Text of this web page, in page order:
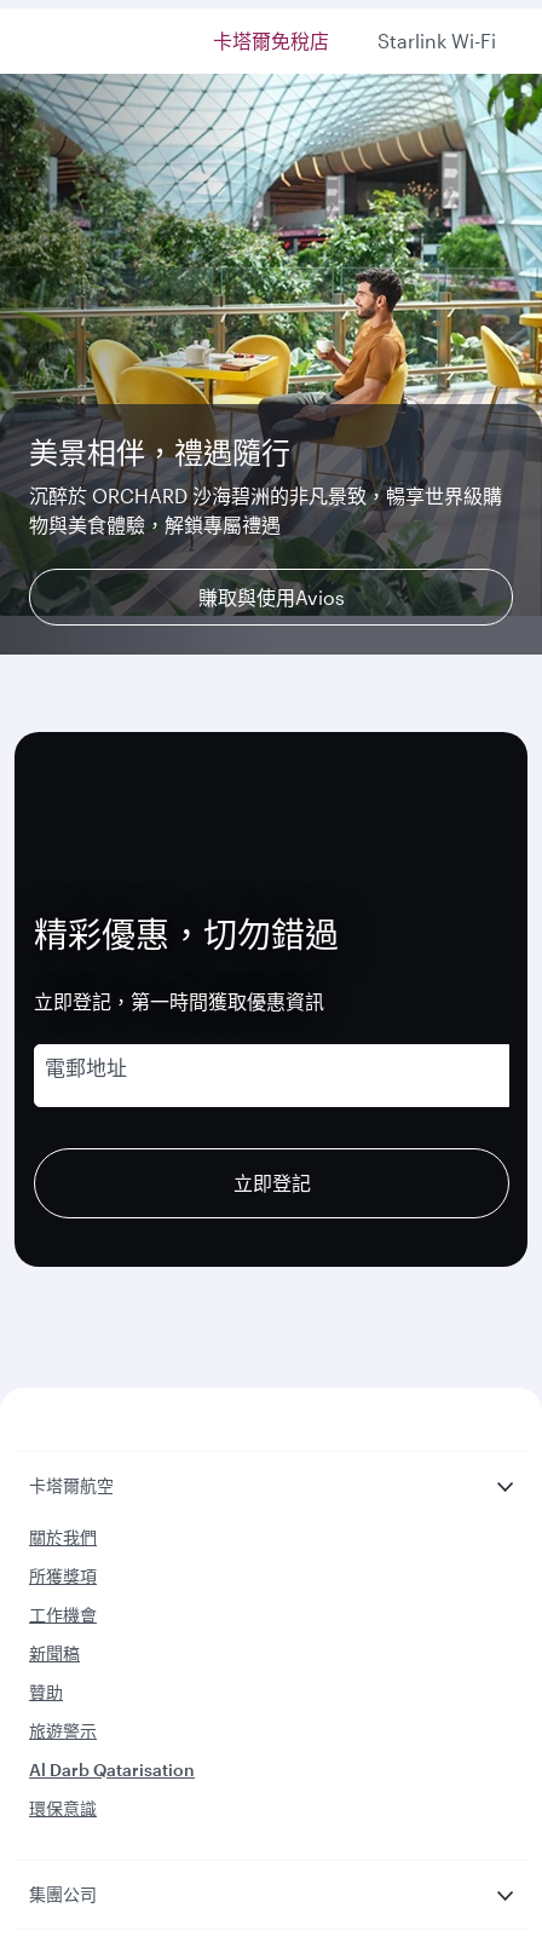
卡塔爾免稅店 Starlink Wi-Fi
美景相伴，禮遇隨行
沉醉於 ORCHARD 沙海碧洲的非凡景致，暢享世界級購
物與美食體驗，解鎖專屬禮遇
賺取與使用Avios
免費高速Starlink Wi‑Fi
與親友即時聯繫，或隨心串流喜愛的節目。登入或加入
Privilege Club，於整段航程中暢享不間斷連線體驗。
了解更多
私享 · 奢華 · Qsuite
開啟一段重新定義奢華的非凡之旅。於寬敞私密的空間
中，悠然放鬆、品味美食，盡享專屬於您的尊貴體驗。
探索Qsuite
精彩優惠，切勿錯過
立即登記，第一時間獲取優惠資訊
電郵地址
立即登記
卡塔爾航空
關於我們
所獲獎項
工作機會
新聞稿
贊助
旅遊警示
Al Darb Qatarisation
環保意識
集團公司